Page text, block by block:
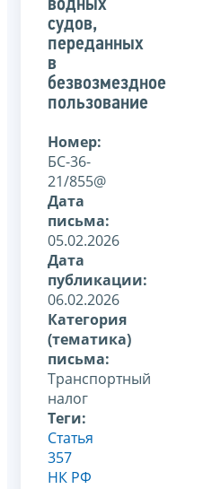
водных
судов,
переданных
в
безвозмездное
пользование
Номер:
БС-36-
21/855@
Дата
письма:
05.02.2026
Дата
публикации:
06.02.2026
Категория
(тематика)
письма:
Транспортный
налог
Теги:
Статья
357
НК РФ